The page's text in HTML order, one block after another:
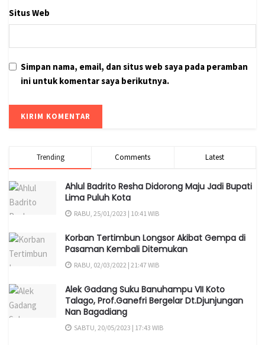
Situs Web
Simpan nama, email, dan situs web saya pada peramban
ini untuk komentar saya berikutnya.
Trending Comments Latest
Ahlul Badrito Resha Didorong Maju Jadi Bupati
Lima Puluh Kota
RABU, 25/01/2023 | 10:41 WIB
Korban Tertimbun Longsor Akibat Gempa di
Pasaman Kembali Ditemukan
RABU, 02/03/2022 | 21:47 WIB
Alek Gadang Suku Banuhampu VII Koto
Talago, Prof.Ganefri Bergelar Dt.Djunjungan
Nan Bagadiang
SABTU, 20/05/2023 | 17:43 WIB